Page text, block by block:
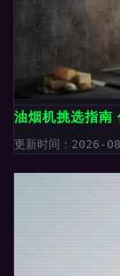
油烟机挑选指南
更新时间：2026-